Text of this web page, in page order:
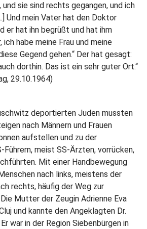
sie sind rechts gegangen, und ich
Und mein Vater hat den Doktor
er hat ihn begrüßt und hat ihm
ich habe meine Frau und meine
Gegend gehen.“ Der hat gesagt:
dorthin. Das ist ein sehr guter Ort.“
29.10.1964)
deportierten Juden mussten
nach Männern und Frauen
aufstellen und zu der
Führern, meist SS-Ärzten, vorrücken,
Mit einer Handbewegung
nach links, meistens der
rechts, häufig der Weg zur
Mutter der Zeugin Adrienne Eva
und kannte den Angeklagten Dr.
war in der Region Siebenbürgen in